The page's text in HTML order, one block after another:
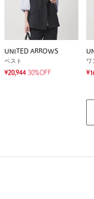
UNITED ARROWS
ベスト
¥20,944 30%OFF
ワ